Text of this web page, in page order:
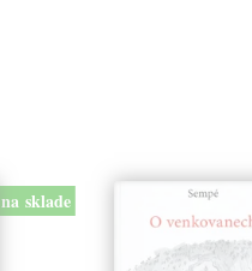
na sklade